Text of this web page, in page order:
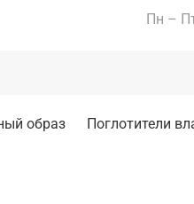
Пн –
образ Поглотители